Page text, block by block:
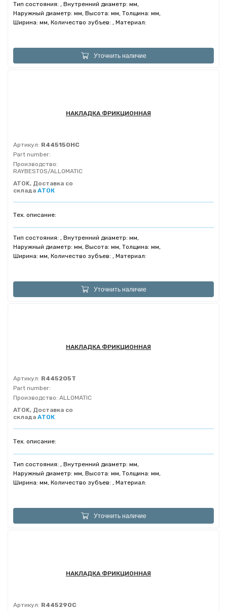
Тип состояния: , Внутренний диаметр: мм,
Наружный диаметр: мм, Высота: мм, Толщина: мм,
Ширина: мм, Количество зубъев: , Материал:
Уточнить наличие
НАКЛАДКА ФРИКЦИОННАЯ
Артикул: R445150HC
Part number:
Производство:
RAYBESTOS/ALLOMATIC
ATOK, Доставка со
склада АТОК
Тех. описание:
Тип состояния: , Внутренний диаметр: мм,
Наружный диаметр: мм, Высота: мм, Толщина: мм,
Ширина: мм, Количество зубъев: , Материал:
Уточнить наличие
НАКЛАДКА ФРИКЦИОННАЯ
Артикул: R445205T
Part number:
Производство: ALLOMATIC
ATOK, Доставка со
склада АТОК
Тех. описание:
Тип состояния: , Внутренний диаметр: мм,
Наружный диаметр: мм, Высота: мм, Толщина: мм,
Ширина: мм, Количество зубъев: , Материал:
Уточнить наличие
НАКЛАДКА ФРИКЦИОННАЯ
Артикул: R445290C